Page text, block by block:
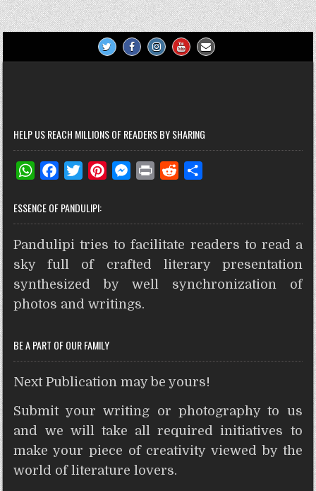
HELP US REACH MILLIONS OF READERS BY SHARING
W
a
t
s
A
p
p
c
e
b
o
o
k
T
i
t
t
e
r
t
e
r
e
s
M
s
e
n
g
e
n
t
d
i
t
r
e
ESSENCE OF PANDULIPI:
Pandulipi tries to facilitate readers to read a
sky full of crafted literary presentation
synthesized by well synchronization of
photos and writings.
BE A PART OF OUR FAMILY
Next Publication may be yours!
Submit your writing or photography to us
and we will take all required initiatives to
make your piece of creativity viewed by the
world of literature lovers.